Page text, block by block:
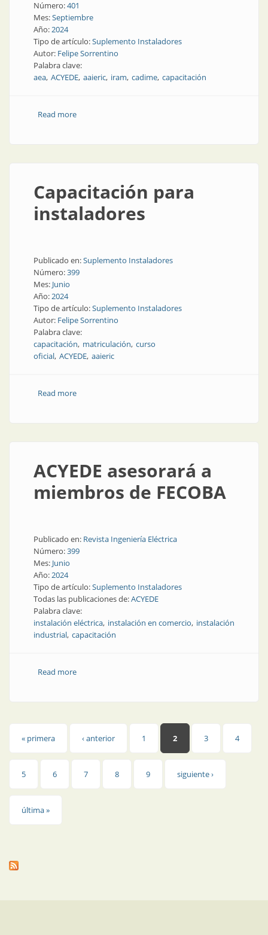
Número:401
Mes:Septiembre
Año:2024
Tipo de artículo:Suplemento Instaladores
Autor: Felipe Sorrentino
Palabra clave:
aea ACYEDE aaieric iram cadime capacitación
Read moreabout Novedades y actividades para instaladores
Capacitación para
instaladores
Publicado en:Suplemento Instaladores
Número:399
Mes: Junio
Año:2024
Tipo de artículo:Suplemento Instaladores
Autor: Felipe Sorrentino
Palabra clave:
capacitación matriculación curso
oficial ACYEDE aaieric
Read moreabout Capacitación para instaladores
ACYEDE asesorará a
miembros de FECOBA
Publicado en: Revista Ingeniería Eléctrica
Número:399
Mes: Junio
Año:2024
Tipo de artículo:Suplemento Instaladores
Todas las publicaciones de:ACYEDE
Palabra clave:
instalación eléctrica instalación en comercio instalación
industrial capacitación
Read moreabout ACYEDE asesorará a miembros de FECOBA
Páginas
« primera ‹ anterior 1 2 3 4
5 6 7 8 9 siguiente ›
última »